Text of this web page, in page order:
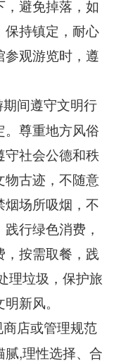
避免掉落，如
保持镇定，耐心
观游览时，遵
期间遵守文明行
尊重地方风俗
守社会公德和秩
物古迹，不随意
场所吸烟，不
行绿色消费，
按需取餐，践
理垃圾，保护旅
新风。
店或管理规范
,理性选择、合